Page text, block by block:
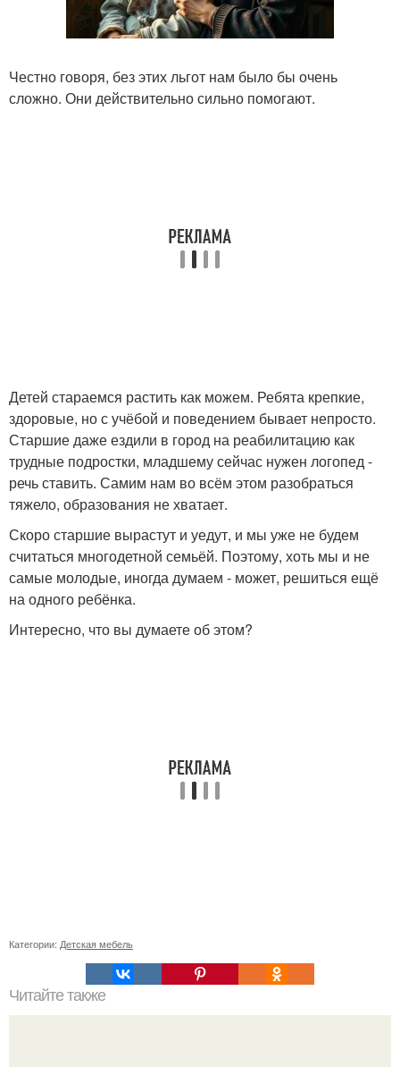
Честно говоря, без этих льгот нам было бы очень
сложно. Они действительно сильно помогают.
Детей стараемся растить как можем. Ребята крепкие,
здоровые, но с учёбой и поведением бывает непросто.
Старшие даже ездили в город на реабилитацию как
трудные подростки, младшему сейчас нужен логопед -
речь ставить. Самим нам во всём этом разобраться
тяжело, образования не хватает.
Скоро старшие вырастут и уедут, и мы уже не будем
считаться многодетной семьёй. Поэтому, хоть мы и не
самые молодые, иногда думаем - может, решиться ещё
на одного ребёнка.
Интересно, что вы думаете об этом?
Категории: Детская мебель
Читайте также